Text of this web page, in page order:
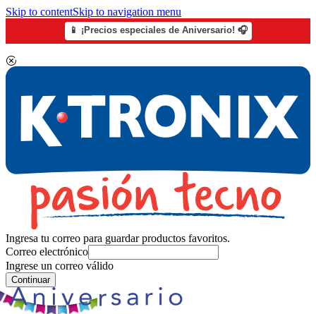
Skip to contentSkip to navigation menu
📱 ¡Precios especiales de Aniversario! 🎧
Ingresa tu correo para guardar productos favoritos.
Correo electrónico
Ingrese un correo válido
Continuar